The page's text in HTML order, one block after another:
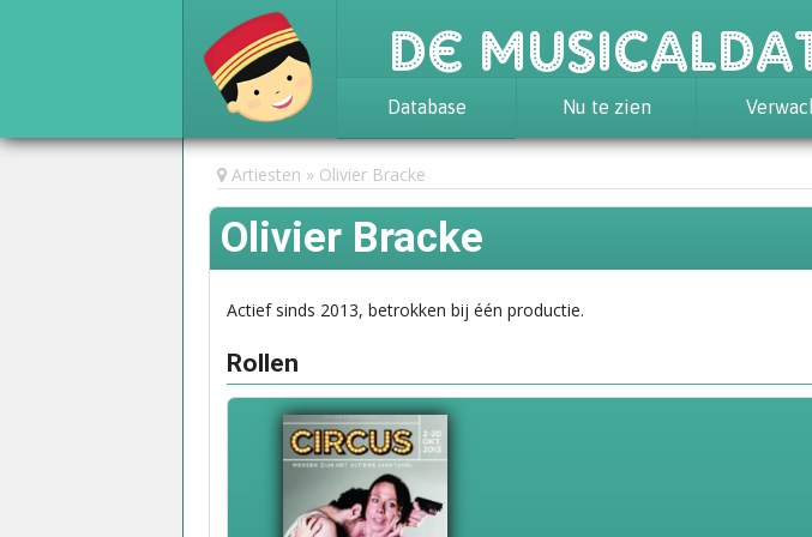
De
Database
Achtergrond
Awards
Statistieken
Nu te zien
Artiesten Olivier Bracke
Olivier Bracke
Actief sinds 2013, betrokken bij één productie.
Rollen